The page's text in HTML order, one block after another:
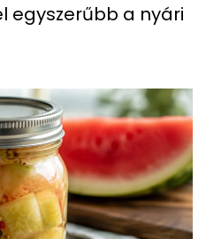
egyszerűbb a nyári